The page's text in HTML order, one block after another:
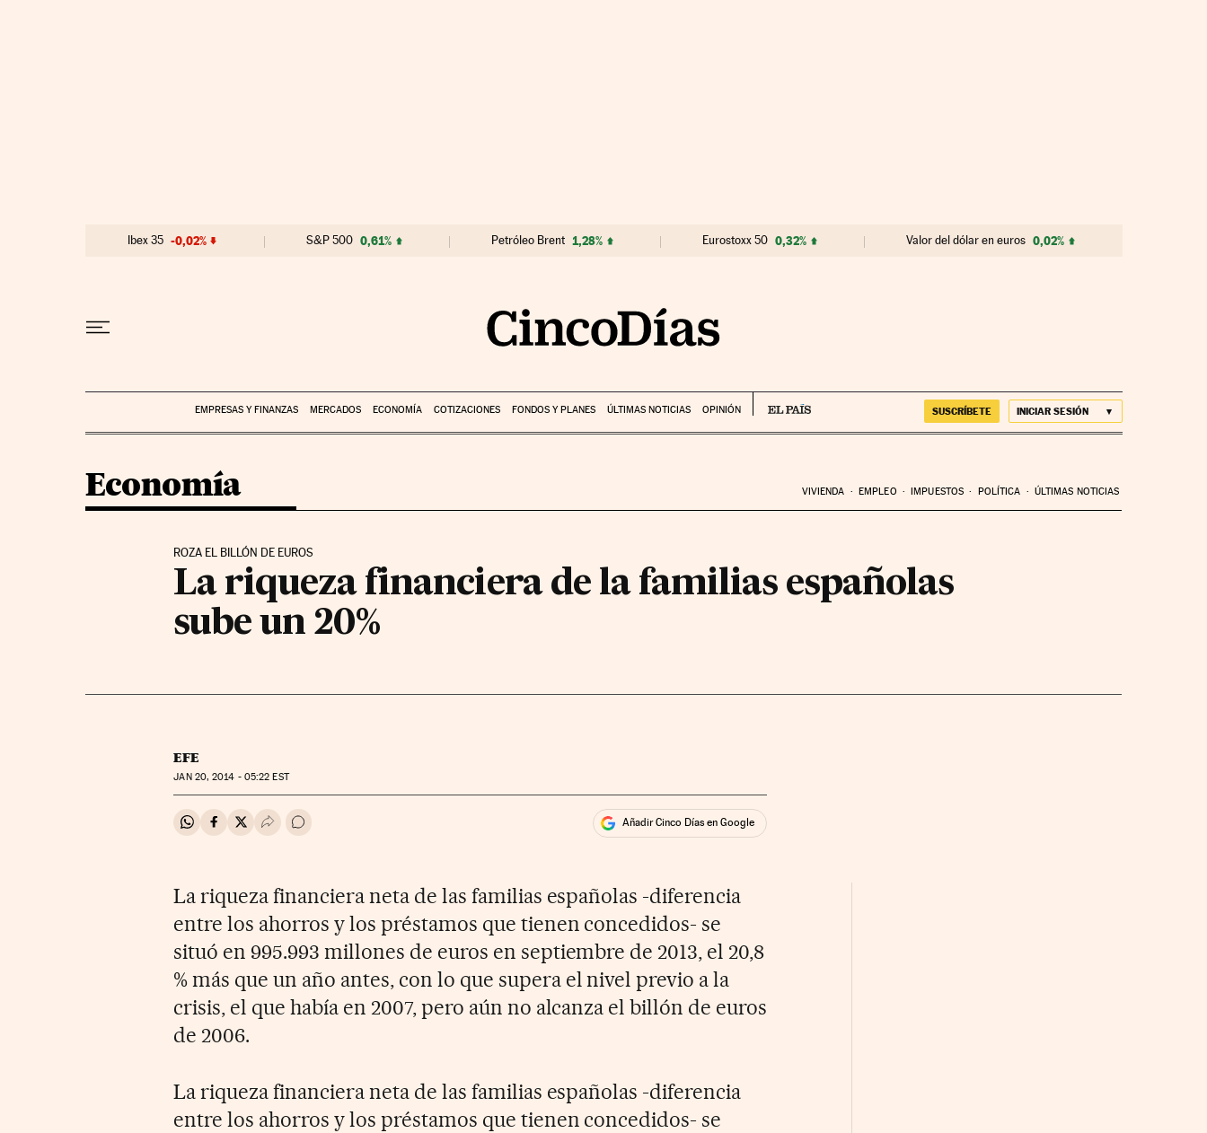
Ibex 35 -0,02% S&P 500 0,61% Petróleo Brent 1,28% Eurostoxx 50 0,32% Valor del dólar en euros 0,02%
EMPRESAS Y FINANZAS MERCADOS ECONOMÍA COTIZACIONES FONDOS Y PLANES ÚLTIMAS NOTICIAS OPINIÓN SUSCRÍBETE INICIAR SESIÓN
Economía VIVIENDA EMPLEO IMPUESTOS POLÍTICA ÚLTIMAS NOTICIAS
ROZA EL BILLÓN DE EUROS
La riqueza financiera de la familias españolas
sube un 20%
EFE
JAN20, 2014 - 05:22 EST
Compartir en Whatsapp
Compartir en Facebook
Compartir en Twitter
Desplegar Redes Sociales
Ir a los comentarios Añadir Cinco Días en Google
La riqueza financiera neta de las familias españolas -diferencia
entre los ahorros y los préstamos que tienen concedidos- se
situó en 995.993 millones de euros en septiembre de 2013, el 20,8
% más que un año antes, con lo que supera el nivel previo a la
crisis, el que había en 2007, pero aún no alcanza el billón de euros
de 2006.
La riqueza financiera neta de las familias españolas -diferencia
entre los ahorros y los préstamos que tienen concedidos- se